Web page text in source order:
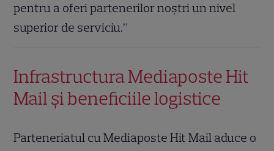
pentru a oferi partenerilor noștri un nivel
superior de serviciu.”
Infrastructura Mediaposte Hit
Mail și beneficiile logistice
Parteneriatul cu Mediaposte Hit Mail aduce o